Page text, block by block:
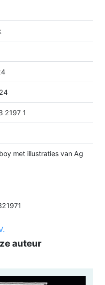
2197 1
met illustraties van Ag
auteur